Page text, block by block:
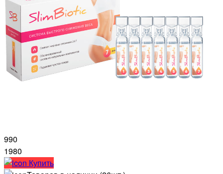
990
1980
Купить